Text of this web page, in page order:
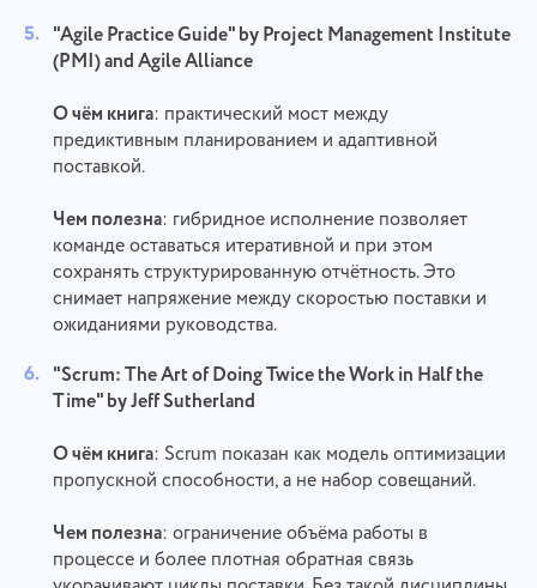
"Agile Practice Guide" by Project Management Institute
(PMI) and Agile Alliance
О чём книга: практический мост между
предиктивным планированием и адаптивной
поставкой.
Чем полезна: гибридное исполнение позволяет
команде оставаться итеративной и при этом
сохранять структурированную отчётность. Это
снимает напряжение между скоростью поставки и
ожиданиями руководства.
"Scrum: The Art of Doing Twice the Work in Half the
Time" by Jeff Sutherland
О чём книга: Scrum показан как модель оптимизации
пропускной способности, а не набор совещаний.
Чем полезна: ограничение объёма работы в
процессе и более плотная обратная связь
Сообщить об ошибке
перевода
Опиши ошибку и приведи правильный вариант
Загрузить файлыили перетащить мышкой
Свяжись с нами
Имя
Номер телефона
Email
Сообщение
Сообщить об ошибке
Детально опиши возникшую проблему. При
необходимости прикрепи любые нужные
файлы. Твое участие поможет нам сделать сервис
Загрузить файлыили перетащить мышкой
Your message has been sent
successfully
We will contact you soon
Спасибо, что стали частью
Taskee
Мы обязательно ознакомимся с этим и
постараемся внедрить в продукт. Вы помогаете
нам становиться лучше с каждым днем!
Предложите вашу функцию
Функция
Нажимая на кнопку, вы подтверждаете свое